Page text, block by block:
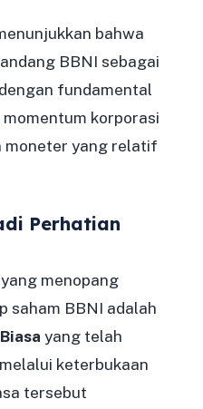
bahwa
BBNI sebagai
fundamental
korporasi
moneter yang relatif
Perhatian
menopang
saham BBNI adalah
yang telah
keterbukaan
tersebut